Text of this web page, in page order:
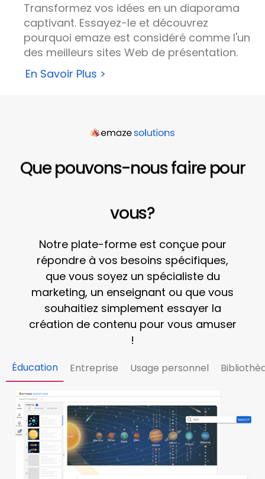
Transformez vos idées en un diaporama
captivant. Essayez-le et découvrez
pourquoi emaze est considéré comme l'un
des meilleurs sites Web de présentation.
En Savoir Plus >
Que pouvons-nous faire pour
vous?
Notre plate-forme est conçue pour
répondre à vos besoins spécifiques,
que vous soyez un spécialiste du
marketing, un enseignant ou que vous
souhaitiez simplement essayer la
création de contenu pour vous amuser
!
Éducation Entreprise Usage personnel